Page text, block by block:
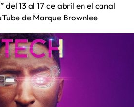
del 13 al 17 de abril en el canal
de Marque Brownlee